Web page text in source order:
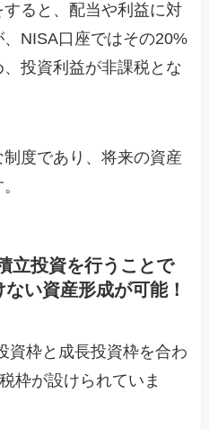
ると、配当や利益に対
NISA口座ではその20%
投資利益が非課税とな
度であり、将来の資産
立投資を行うことで
い資産形成が可能！
資枠と成長投資枠を合わ
枠が設けられていま